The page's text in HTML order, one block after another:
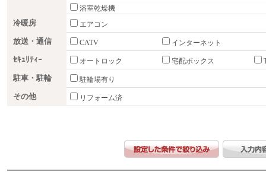
浴室乾燥機
冷暖房 エアコン
放送・通信 CATV インターネット
ｾｷｭﾘﾃｨｰ オートロック 宅配ボックス
駐車・駐輪 駐輪場有り
その他 リフォーム済